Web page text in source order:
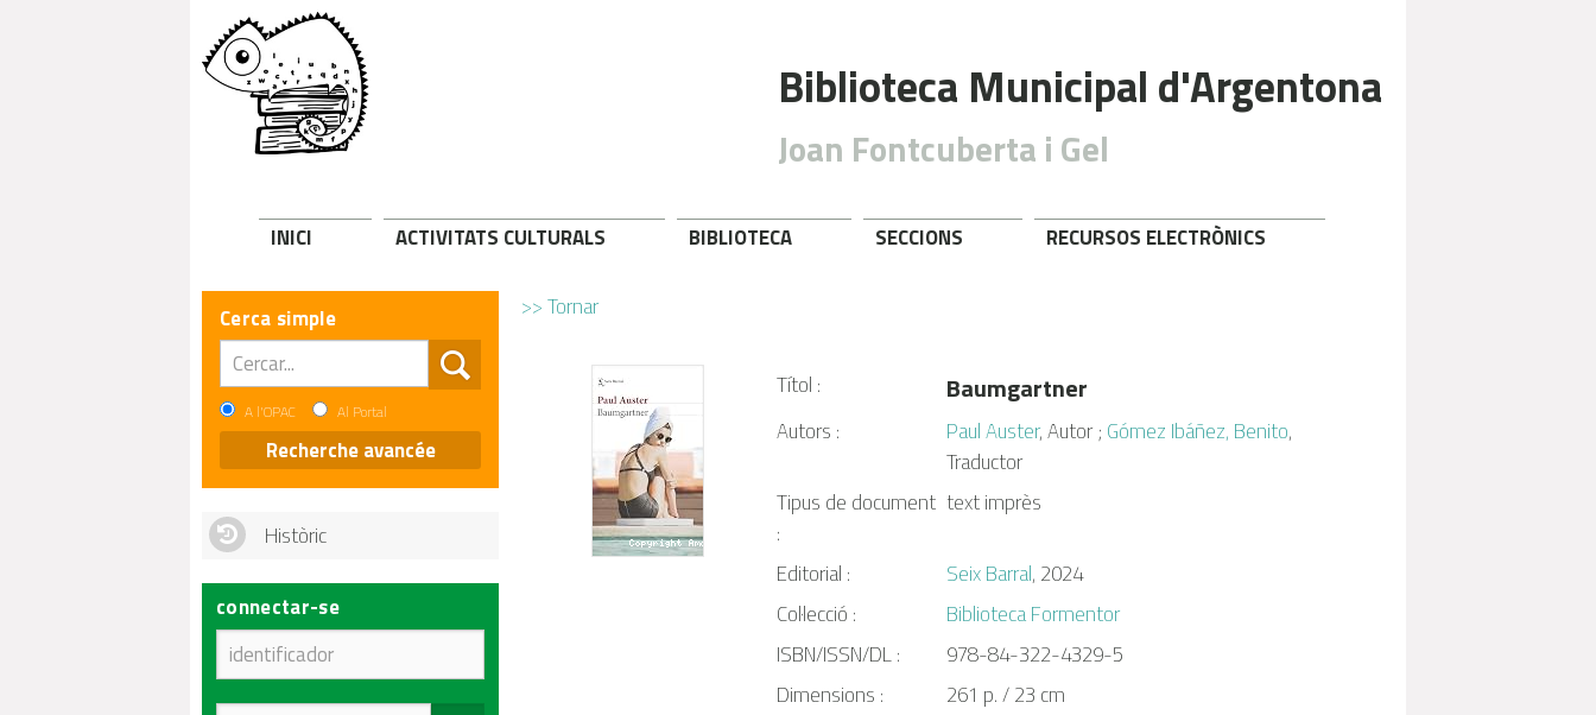
Biblioteca Municipal d'Argentona
Joan Fontcuberta i Gel
INICI ACTIVITATS CULTURALS BIBLIOTECA SECCIONS RECURSOS ELECTRÒNICS
>> Tornar
Títol : Baumgartner
Autors : Paul Auster, Autor ; Gómez Ibáñez, Benito,
Traductor
Tipus de document
:
text imprès
Editorial : Seix Barral, 2024
Col·lecció :
Biblioteca Formentor
ISBN/ISSN/DL :
978-84-322-4329-5
Dimensions :
261 p. / 23 cm
Cerca simple
A l'OPAC Al Portal
Recherche avancée
Històric
connectar-se